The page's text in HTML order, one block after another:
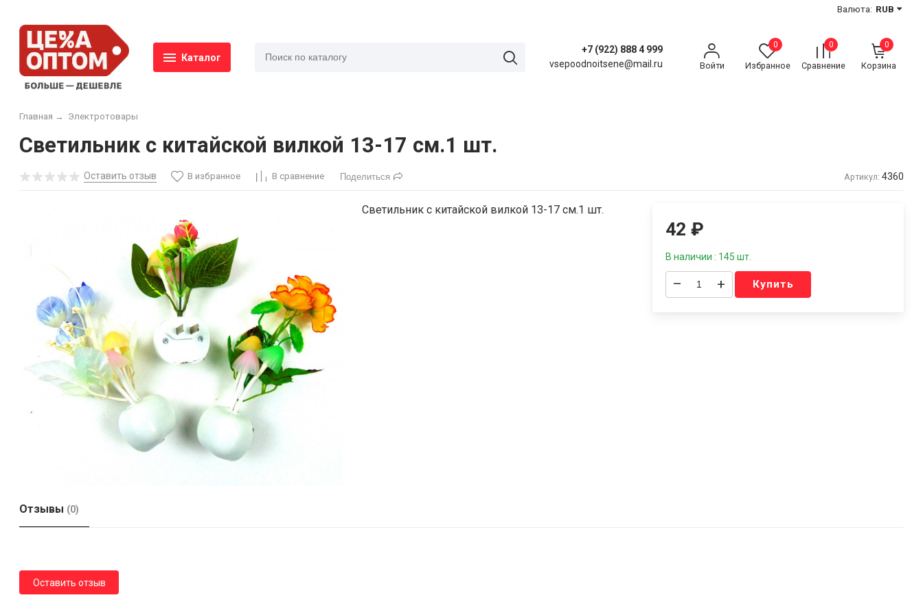
Валюта: RUB
Каталог
+7 (922) 888 4 999
vsepoodnoitsene@mail.ru
Войти
0
Избранное
0
Сравнение
0
Корзина
Главная → Электротовары
Светильник с китайской вилкой 13-17 см.1 шт.
Оставить отзыв В избранное В сравнение Поделиться Артикул: 4360
Светильник с китайской вилкой 13-17 см.1 шт.
42₽
В наличии : 145 шт.
– + Купить
Отзывы (0)
Оставить отзыв